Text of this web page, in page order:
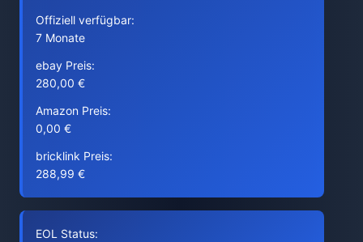
Offiziell verfügbar:
7 Monate
ebay Preis:
280,00 €
Amazon Preis:
0,00 €
bricklink Preis:
288,99 €
EOL Status: